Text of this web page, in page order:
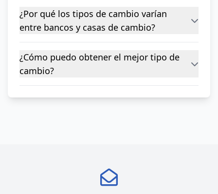
¿Por qué los tipos de cambio varían
entre bancos y casas de cambio?
¿Cómo puedo obtener el mejor tipo de
cambio?